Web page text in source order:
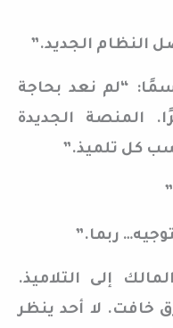
النظام الجديد.”
“لم نعد بحاجة
المنصة الجديدة
كل تلميذ.”
ربما.”
إلى التلاميذ.
خافت. لا أحد ينظر